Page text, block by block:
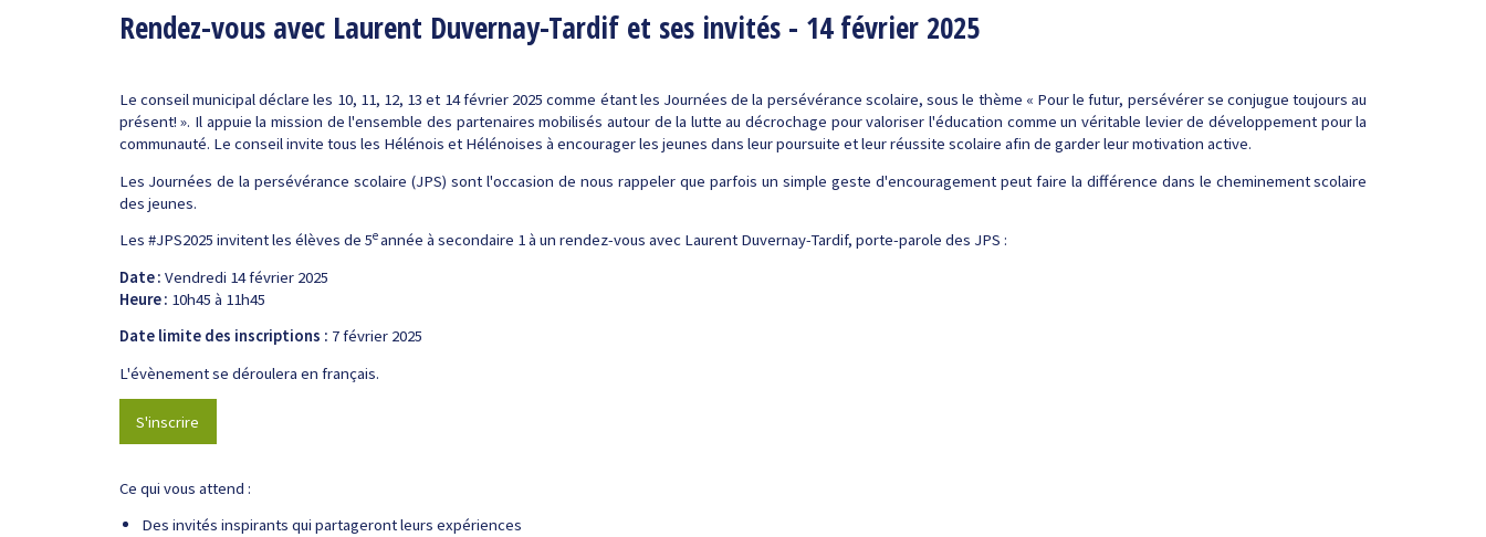
Rendez-vous avec Laurent Duvernay-Tardif et ses invités - 14 février 2025
Le conseil municipal déclare les 10, 11, 12, 13 et 14 février 2025 comme étant les Journées de la persévérance scolaire, sous le thème « Pour le futur, persévérer se conjugue toujours au
présent! ». Il appuie la mission de l'ensemble des partenaires mobilisés autour de la lutte au décrochage pour valoriser l'éducation comme un véritable levier de développement pour la
communauté. Le conseil invite tous les Hélénois et Hélénoises à encourager les jeunes dans leur poursuite et leur réussite scolaire afin de garder leur motivation active.
Les Journées de la persévérance scolaire (JPS) sont l'occasion de nous rappeler que parfois un simple geste d'encouragement peut faire la différence dans le cheminement scolaire
des jeunes.
Les #JPS2025 invitent les élèves de 5eannée à secondaire 1 à un rendez-vous avec Laurent Duvernay-Tardif, porte-parole des JPS :
Date : Vendredi 14 février 2025
Heure : 10h45 à 11h45
Date limite des inscriptions : 7 février 2025
L'évènement se déroulera en français.
S'inscrire
Ce qui vous attend :
Des invités inspirants qui partageront leurs expériences